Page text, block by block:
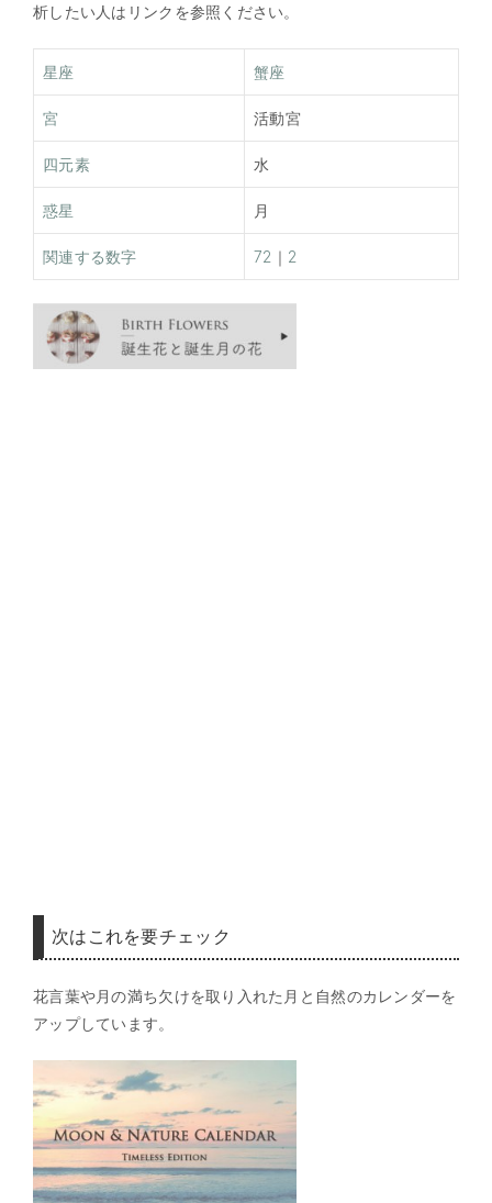
析したい人はリンクを参照ください。
星座 蟹座
宮 活動宮
四元素 水
惑星 月
関連する数字 72 ｜ 2
次はこれを要チェック
花言葉や月の満ち欠けを取り入れた月と自然のカレンダーを
アップしています。